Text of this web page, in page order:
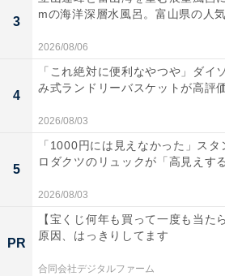
3
mの海洋深層水風呂。富山県の人
2026/08/06
4
「これ絶対に便利なやつや」ダイ
み式ランドリーバスケットが高評
2026/08/03
5
「1000円には見えなかった」ス
ロダクツのリュックが「高見えす
2026/08/03
PR
【宝くじ何年も買って一度も当た
原因、はっきりしてます
合同会社デジタルファーム